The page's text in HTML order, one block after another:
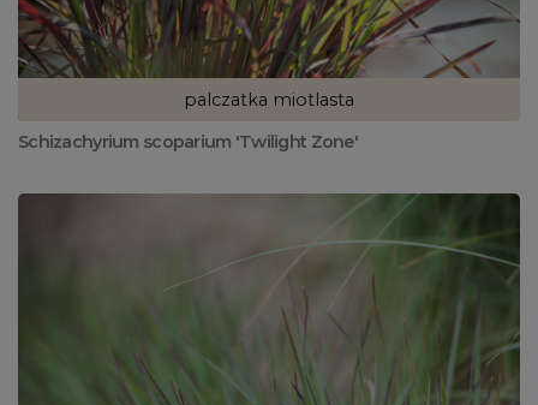
palczatka miotlasta
Schizachyrium scoparium 'Twilight Zone'